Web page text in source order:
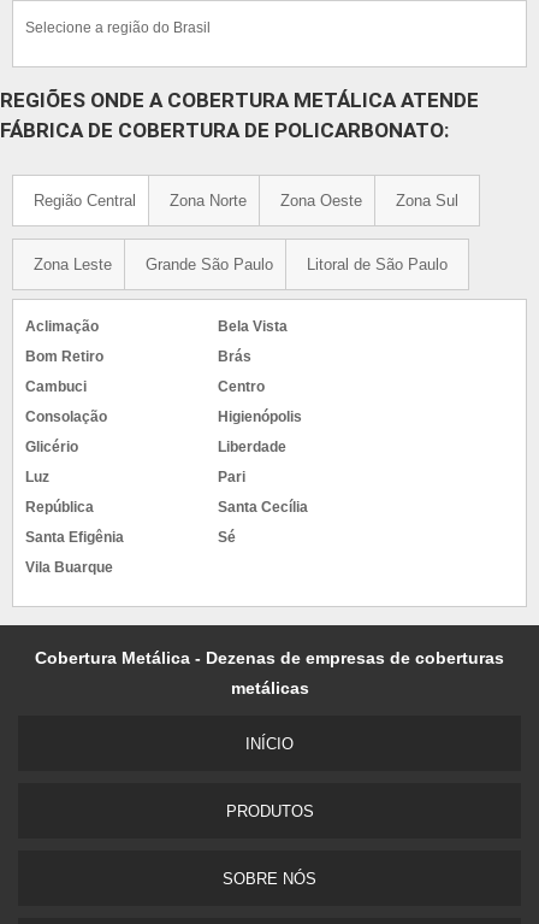
Selecione a região do Brasil
REGIÕES ONDE A COBERTURA METÁLICA ATENDE
FÁBRICA DE COBERTURA DE POLICARBONATO:
Região Central Zona Norte Zona Oeste Zona Sul
Zona Leste Grande São Paulo Litoral de São Paulo
Aclimação
Bela Vista
Bom Retiro
Brás
Cambuci
Centro
Consolação
Higienópolis
Glicério
Liberdade
Luz
Pari
República
Santa Cecília
Santa Efigênia
Sé
Vila Buarque
Cobertura Metálica - Dezenas de empresas de coberturas
metálicas
INÍCIO
PRODUTOS
SOBRE NÓS